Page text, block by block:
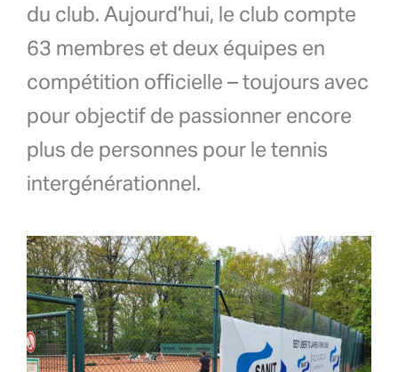
du club. Aujourd’hui, le club compte
63 membres et deux équipes en
compétition officielle – toujours avec
pour objectif de passionner encore
plus de personnes pour le tennis
intergénérationnel.